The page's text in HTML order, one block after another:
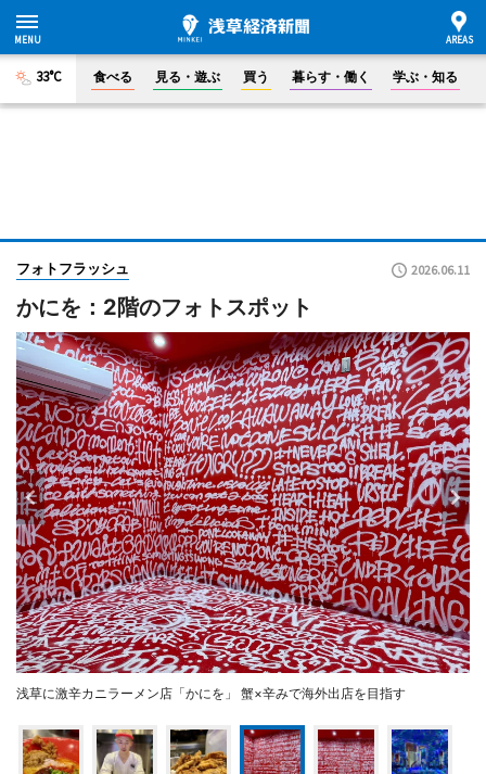
33°C 食べる 見る・遊ぶ 買う 暮らす・働く 学ぶ・知る
フォトフラッシュ 2026.06.11
かにを：2階のフォトスポット
浅草に激辛カニラーメン店「かにを」 蟹×辛みで海外出店を目指す